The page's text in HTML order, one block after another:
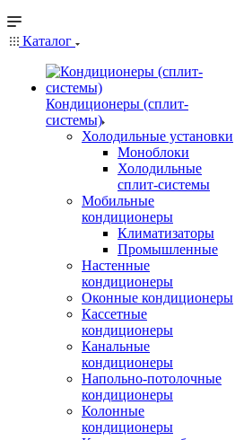
Каталог
Кондиционеры (сплит-
системы)
Холодильные установки
Моноблоки
Холодильные
сплит-системы
Мобильные
кондиционеры
Климатизаторы
Промышленные
Настенные
кондиционеры
Оконные кондиционеры
Кассетные
кондиционеры
Канальные
кондиционеры
Напольно-потолочные
кондиционеры
Колонные
кондиционеры